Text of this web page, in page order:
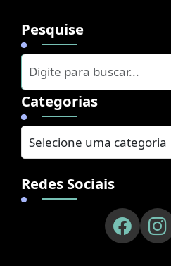
Pesquise
Categorias
Redes Sociais